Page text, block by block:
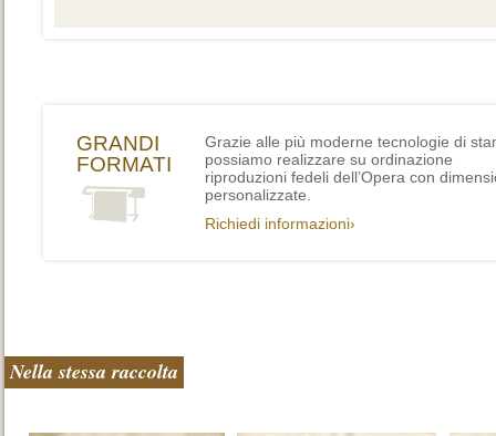
GRANDI
FORMATI
Grazie alle più moderne tecnologie di
possiamo realizzare su ordinazione
riproduzioni fedeli dell’Opera con
personalizzate.
Richiedi informazioni›
Nella stessa raccolta